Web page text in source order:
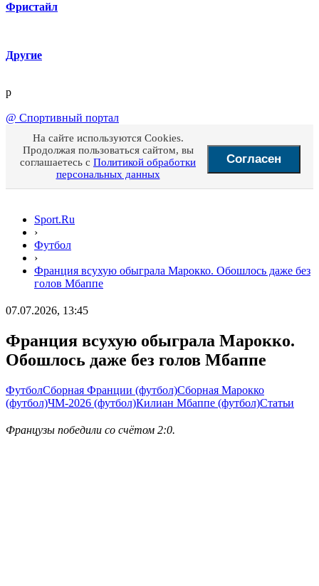
Фристайл
Другие
p
@ Спортивный портал
На сайте используются Cookies.
Продолжая пользоваться сайтом, вы
соглашаетесь с Политикой обработки
персональных данных
Согласен
Sport.Ru
›
Футбол
›
Франция всухую обыграла Марокко. Обошлось даже без
голов Мбаппе
07.07.2026, 13:45
Франция всухую обыграла Марокко.
Обошлось даже без голов Мбаппе
ФутболСборная Франции (футбол)Сборная Марокко
(футбол)ЧМ-2026 (футбол)Килиан Мбаппе (футбол)Статьи
Французы победили со счётом 2:0.